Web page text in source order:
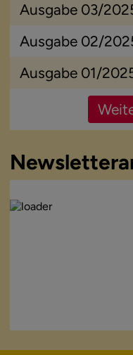
Ausgabe 03/
Ausgabe 02/
Ausgabe 01/